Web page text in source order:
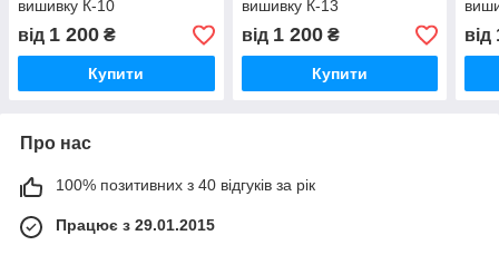
вишивку К-10
від 1 200 ₴
Купити
вишивку К-13
від 1 200₴
Купити
від
Про нас
100% позитивних з 40 відгуків за рік
Працює з 29.01.2015